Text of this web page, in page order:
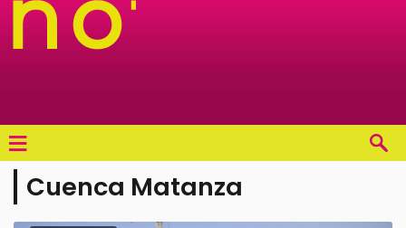
≡
Cuenca Matanza